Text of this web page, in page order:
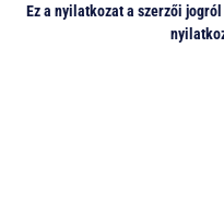
Ez a nyilatkozat a szerzői